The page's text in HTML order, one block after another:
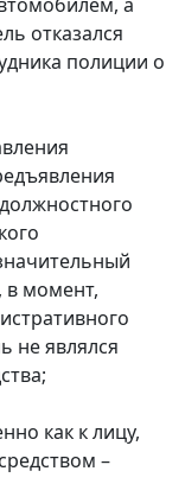
отказался
полиции о
в момент,
не являлся
как к лицу,
–